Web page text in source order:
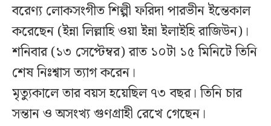
বরেণ্য লোকসংগীত শিল্পী ফরিদা পারভীন ইন্তেকাল
করেছেন (ইন্না লিল্লাহি ওয়া ইন্না ইলাইহি রাজিউন)।
শনিবার (১৩ সেপ্টেম্বর) রাত ১০টা ১৫ মিনিটে তিনি
শেষ নিঃশ্বাস ত্যাগ করেন।
মৃত্যুকালে তার বয়স হয়েছিল ৭৩ বছর। তিনি চার
সন্তান ও অসংখ্য গুণগ্রাহী রেখে গেছেন।